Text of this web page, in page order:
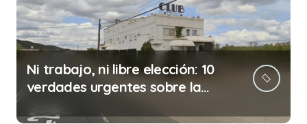
Ni trabajo, ni libre elección: 10
verdades urgentes sobre la